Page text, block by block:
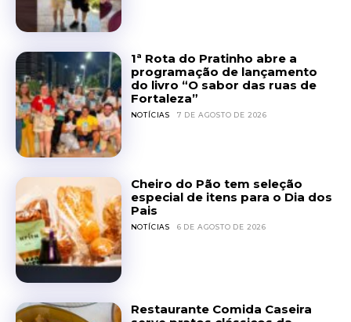
1ª Rota do Pratinho abre a
programação de lançamento
do livro “O sabor das ruas de
Fortaleza”
NOTÍCIAS 7 DE AGOSTO DE 2026
Cheiro do Pão tem seleção
especial de itens para o Dia dos
Pais
NOTÍCIAS 6 DE AGOSTO DE 2026
Restaurante Comida Caseira